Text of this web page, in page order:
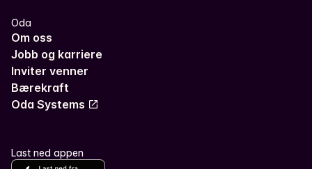
Oda
Om oss
Jobb og karriere
Inviter venner
Bærekraft
Oda Systems
Last ned appen